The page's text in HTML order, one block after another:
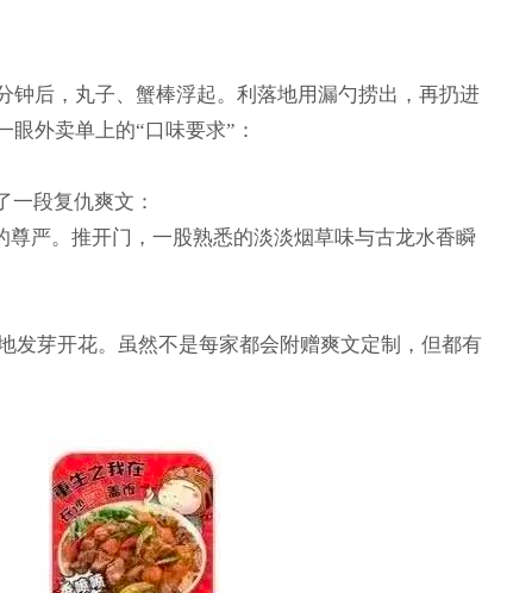
后，丸子、蟹棒浮起。利落地用漏勺捞出，再扔进
外卖单上的“口味要求”：
段复仇爽文：
严。推开门，一股熟悉的淡淡烟草味与古龙水香瞬
发芽开花。虽然不是每家都会附赠爽文定制，但都有